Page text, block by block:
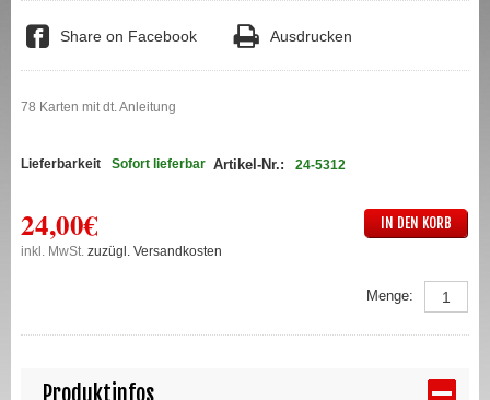
Share on Facebook Ausdrucken
78 Karten mit dt. Anleitung
Lieferbarkeit Sofort lieferbar Artikel-Nr.: 24-5312
24,00€
inkl. MwSt.zuzügl. Versandkosten
IN DEN KORB
Menge:
Produktinfos